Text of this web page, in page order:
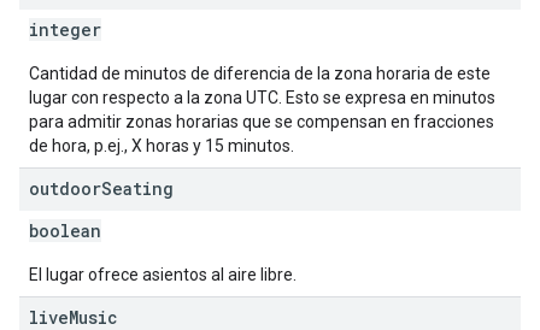
integer
Cantidad de minutos de diferencia de la zona horaria de este
lugar con respecto a la zona UTC. Esto se expresa en minutos
para admitir zonas horarias que se compensan en fracciones
de hora, p.ej., X horas y 15 minutos.
outdoorSeating
boolean
El lugar ofrece asientos al aire libre.
liveMusic